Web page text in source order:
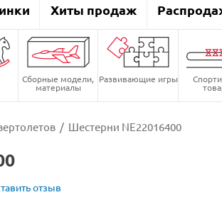
Хиты продаж
Сборные модели,
материалы
Развивающие игры
/ Шестерни NE22016400
отзыв